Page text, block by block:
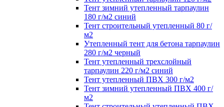
Тент зимний утепленный тарпаулин
180 г/м2 синий
Тент строительный утепленный 80 г/
м2
Утепленный тент для бетона тарпаулин
280 г/м2 черный
Тент утепленный трехслойный
тарпаулин 220 г/м2 синий
Тент утепленный ПВХ 300 г/м2
Тент зимний утепленный ПВХ 400 г/
м2